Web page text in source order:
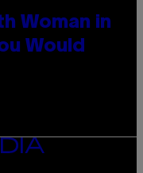
Woman in
Would